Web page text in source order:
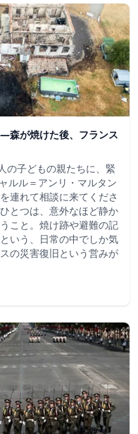
森が焼けた後、フランス
の子どもの親たちに、緊
ルル＝アンリ・マルタン
連れて相談に来てくださ
とつは、意外なほど静か
こと。焼け跡や避難の記
いう、日常の中でしか気
の災害復旧という営みが